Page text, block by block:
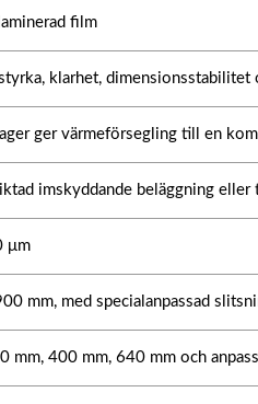
film
klarhet, dimensionsstabilitet
ger värmeförsegling till en
imskyddande beläggning
μm
mm, med specialanpassad
mm, 400 mm, 640 mm och